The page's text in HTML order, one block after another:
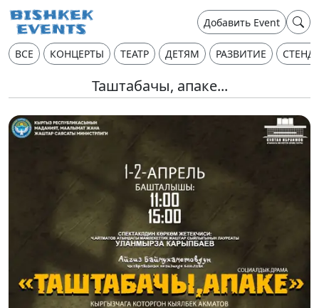
Добавить Event
ВСЕ КОНЦЕРТЫ ТЕАТР ДЕТЯМ РАЗВИТИЕ
Таштабачы, апаке...